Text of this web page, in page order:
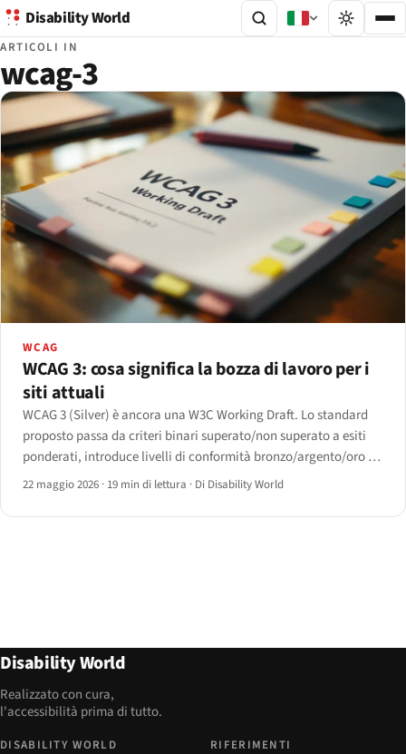
Disability World
ARTICOLI IN
wcag-3
WCAG
WCAG 3: cosa significa la bozza di lavoro per i
siti attuali
WCAG 3 (Silver) è ancora una W3C Working Draft. Lo standard
proposto passa da criteri binari superato/non superato a esiti
ponderati, introduce livelli di conformità bronzo/argento/oro e
amplia il campo di applicazione alle modalità cognitive, vocali
22 maggio 2026 · 19 min di lettura · Di Disability World
Disability World
Realizzato con cura,
l'accessibilità prima di tutto.
DISABILITY WORLD RIFERIMENTI